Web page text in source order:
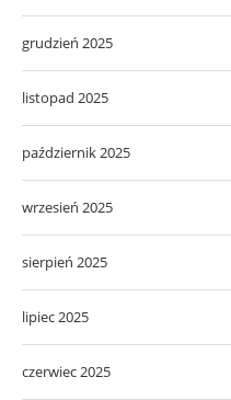
grudzień 2025
listopad 2025
październik 2025
wrzesień 2025
sierpień 2025
lipiec 2025
czerwiec 2025